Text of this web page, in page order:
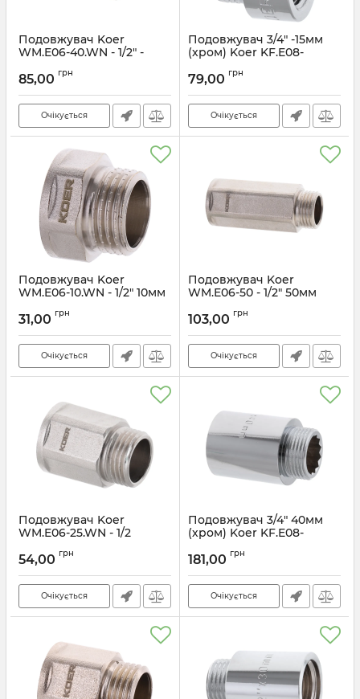
Подовжувач Koer
WM.E06-40.WN - 1/2" -
Артикул: KR3006
85,00 грн
Очікується
Подовжувач 3/4" -15мм
(хром) Koer KF.E08-
Артикул: KF0105
79,00 грн
Очікується
Подовжувач Koer
WM.E06-10.WN - 1/2" 10мм
Артикул:
31,00 грн
Очікується
Подовжувач Koer
WM.E06-50 - 1/2" 50мм
Артикул: KR3007
103,00 грн
Очікується
Подовжувач Koer
WM.E06-25.WN - 1/2
Артикул: KR3004
54,00 грн
Очікується
Подовжувач 3/4" 40мм
(хром) Koer KF.E08-
Артикул: KF0109
181,00 грн
Очікується